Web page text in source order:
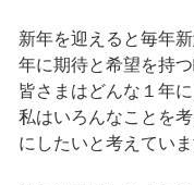
新年を迎えると毎年
年に期待と希望を持
皆さまはどんな１年
私はいろんなことを
にしたいと考えていま